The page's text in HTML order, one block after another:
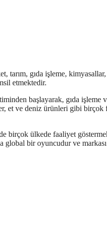
tarım, gıda işleme, kimyasallar,
etmektedir.
başlayarak, gıda işleme
et ve deniz ürünleri gibi birçok
birçok ülkede faaliyet
global bir oyuncudur ve markası